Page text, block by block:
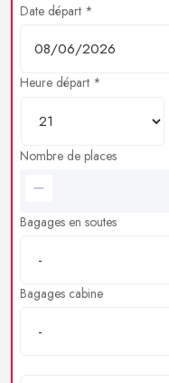
Date départ *
Heure départ *
Nombre de places
Bagages en soutes
Bagages cabine